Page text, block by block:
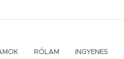
RÓLAM INGYENES